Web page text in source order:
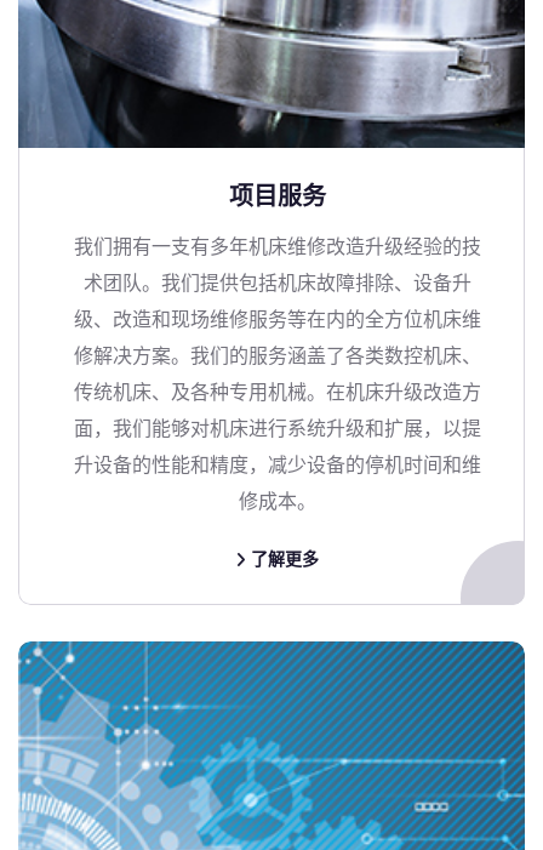
项目服务
我们拥有一支有多年机床维修改造升级经验的技
术团队。我们提供包括机床故障排除、设备升
级、改造和现场维修服务等在内的全方位机床维
修解决方案。我们的服务涵盖了各类数控机床、
传统机床、及各种专用机械。在机床升级改造方
面，我们能够对机床进行系统升级和扩展，以提
升设备的性能和精度，减少设备的停机时间和维
修成本。
了解更多